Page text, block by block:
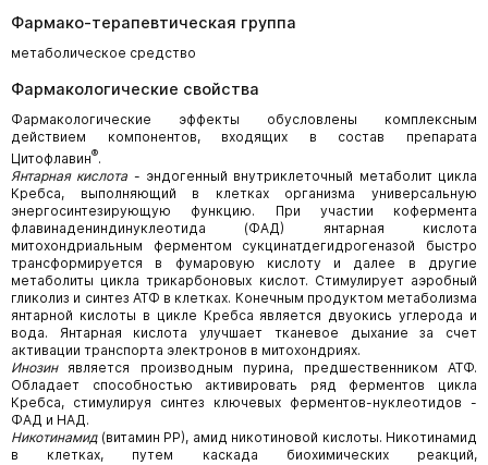
Фармако-терапевтическая группа
метаболическое средство
Фармакологические свойства
Фармакологические эффекты обусловлены комплексным
действием компонентов, входящих в состав препарата
Цитофлавин®.
Янтарная кислота - эндогенный внутриклеточный метаболит цикла
Кребса, выполняющий в клетках организма универсальную
энергосинтезирующую функцию. При участии кофермента
флавинадениндинуклеотида (ФАД) янтарная кислота
митохондриальным ферментом сукцинатдегидрогеназой быстро
трансформируется в фумаровую кислоту и далее в другие
метаболиты цикла трикарбоновых кислот. Стимулирует аэробный
гликолиз и синтез АТФ в клетках. Конечным продуктом метаболизма
янтарной кислоты в цикле Кребса является двуокись углерода и
вода. Янтарная кислота улучшает тканевое дыхание за счет
активации транспорта электронов в митохондриях.
Инозинявляется производным пурина, предшественником АТФ.
Обладает способностью активировать ряд ферментов цикла
Кребса, стимулируя синтез ключевых ферментов-нуклеотидов -
ФАД и НАД.
Никотинамид (витамин РР), амид никотиновой кислоты. Никотинамид
в клетках, путем каскада биохимических реакций,